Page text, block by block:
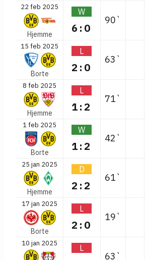
22 feb 2025
Hjemme
W
6:0
90`
15 feb 2025
Borte
L
2:0
63`
8 feb 2025
Hjemme
L
1:2
71`
1 feb 2025
Borte
W
1:2
42`
25 jan 2025
Hjemme
D
2:2
61`
17 jan 2025
Borte
L
2:0
19`
10 jan 2025 L
63`